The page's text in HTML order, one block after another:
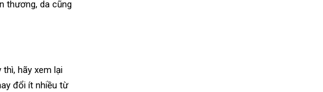
thương, da cũng
hãy xem lại
đổi ít nhiều từ